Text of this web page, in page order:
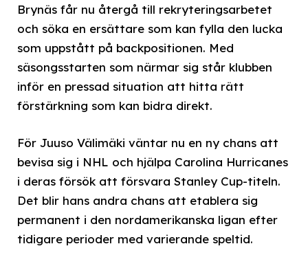
Brynäs får nu återgå till rekryteringsarbetet
och söka en ersättare som kan fylla den lucka
som uppstått på backpositionen. Med
säsongsstarten som närmar sig står klubben
inför en pressad situation att hitta rätt
förstärkning som kan bidra direkt.
För Juuso Välimäki väntar nu en ny chans att
bevisa sig i NHL och hjälpa Carolina Hurricanes
i deras försök att försvara Stanley Cup-titeln.
Det blir hans andra chans att etablera sig
permanent i den nordamerikanska ligan efter
tidigare perioder med varierande speltid.